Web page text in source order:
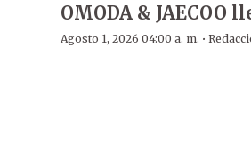
OMODA & JAECOO
Agosto 1, 2026 04:00 a. m. ·